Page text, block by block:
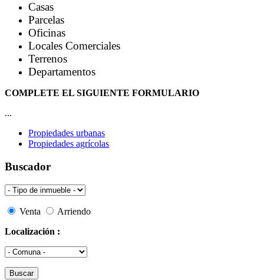
Casas
Parcelas
Oficinas
Locales Comerciales
Terrenos
Departamentos
COMPLETE EL SIGUIENTE FORMULARIO
...
Propiedades urbanas
Propiedades agrícolas
Buscador
Venta
Arriendo
Localización :